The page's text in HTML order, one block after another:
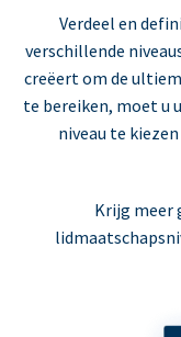
Verdeel en
verschillende
creëert om de
te bereiken, moet u
niveau te
Krijg meer